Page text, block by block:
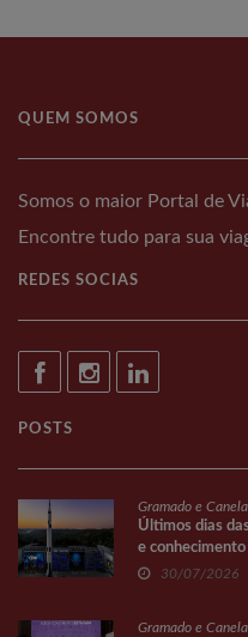
QUEM SOMOS
Somos o maior Portal de
Encontre tudo para sua
REDES SOCIAS
POSTS
Gramado e Canela
Últimos dias
e conhecimento
30/07/2026
Gramado e Canela